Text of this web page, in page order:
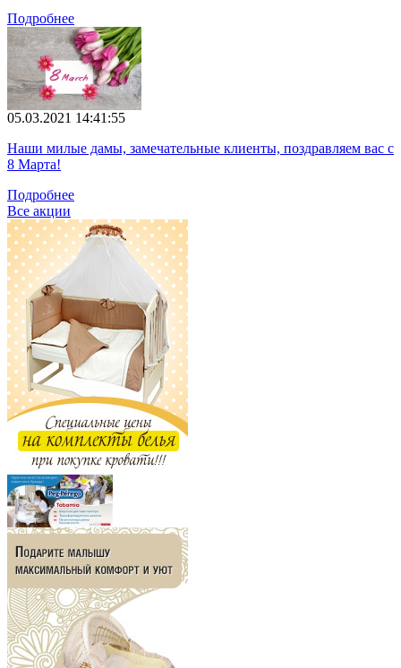
Подробнее
05.03.2021 14:41:55
Наши милые дамы, замечательные клиенты, поздравляем вас с
8 Марта!
Подробнее
Все акции